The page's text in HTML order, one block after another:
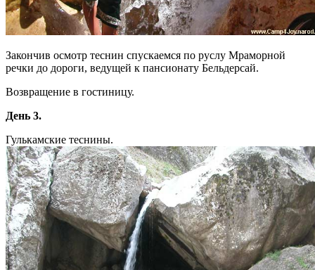
Закончив осмотр теснин спускаемся по руслу Мраморной
речки до дороги, ведущей к пансионату Бельдерсай.
Возвращение в гостиницу.
День 3.
Гулькамские теснины.